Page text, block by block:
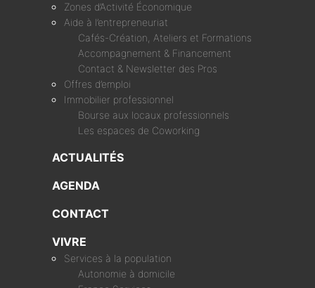
Zones d’Activité Économique
Aide à l’entrepreneuriat
Cafés-Création, Ateliers et Formations
Accompagnement & Financement
Contact & Newsletter des Pros
Offres d’emploi
Immobilier professionnel
Bourse aux locaux professionnels
Les espaces de Coworking
ACTUALITÉS
AGENDA
CONTACT
VIVRE
Services à la population
Autonomie à domicile